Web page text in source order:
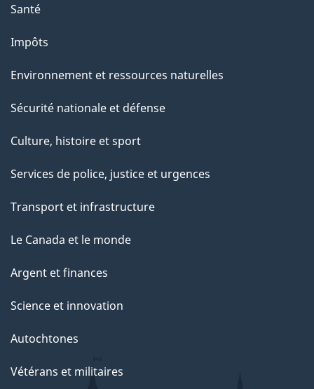
Santé
Impôts
Environnement et ressources naturelles
Sécurité nationale et défense
Culture, histoire et sport
Services de police, justice et urgences
Transport et infrastructure
Le Canada et le monde
Argent et finances
Science et innovation
Autochtones
Vétérans et militaires